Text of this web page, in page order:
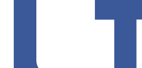
準備好你的胃口，這個週末就出發前往